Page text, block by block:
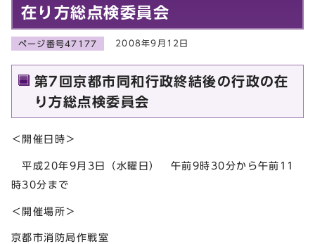
在り方総点検委員会
ページ番号47177 2008年9月12日
第7回京都市同和行政終結後の行政の在
り方総点検委員会
＜開催日時＞
平成20年9月3日（水曜日） 午前9時30分から午前11
時30分まで
＜開催場所＞
京都市消防局作戦室